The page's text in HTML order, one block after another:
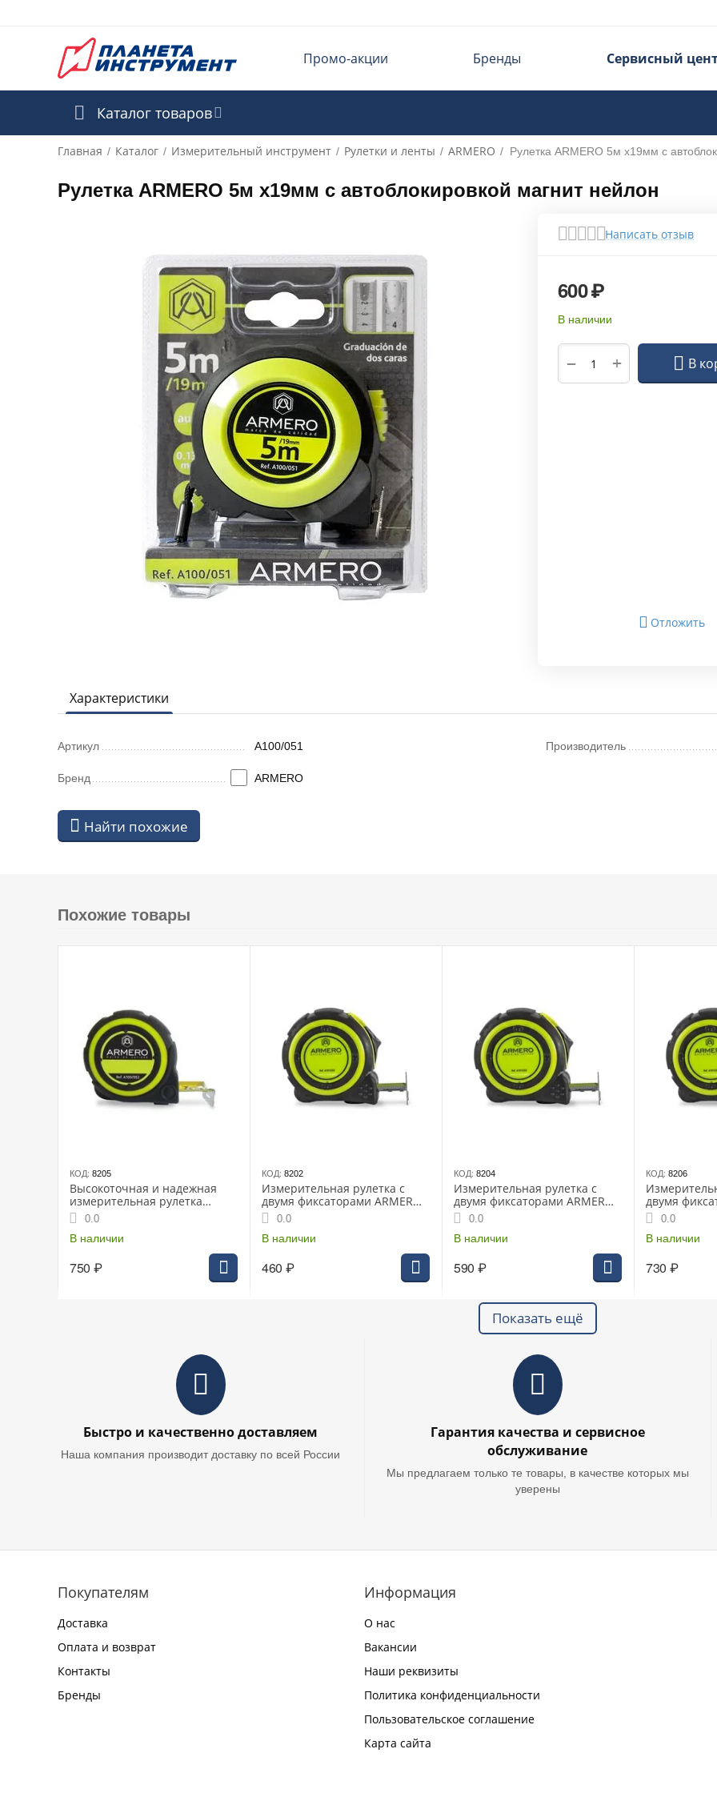
Промо-акции Бренды Сервисный
Каталог товаров
Главная / Каталог / Измерительный инструмент / Рулетки и ленты / ARMERO / Рулетка ARMERO 5м х19мм с
Рулетка ARMERO 5м х19мм с автоблокировкой магнит нейлон
Написать отзыв
600₽
В наличии
+
− В
Отложить
Характеристики
Артикул A100/051
Бренд ARMERO
Производитель
Найти похожие
Похожие товары
КОД: 8205
Высокоточная и надежная
измерительная рулетка
ARMERO 5м х25мм (A100/052)
0.0
В наличии
750 ₽
КОД: 8202
Измерительная рулетка с
двумя фиксаторами ARMERO
3м х16мм (A101/231)
0.0
В наличии
460 ₽
КОД: 8204
Измерительная рулетка с
двумя фиксаторами ARMERO
5м х19мм (A101/251)
0.0
В наличии
590 ₽
КОД: 8206
двумя
5м х25мм
0.0
В наличии
730 ₽
Показать ещё
Быстро и качественно доставляем
Наша компания производит доставку по всей России
Гарантия качества и сервисное
обслуживание
Мы предлагаем только те товары, в качестве которых мы
уверены
Покупателям
Доставка
Оплата и возврат
Контакты
Бренды
Информация
О нас
Вакансии
Наши реквизиты
Политика конфиденциальности
Пользовательское соглашение
Карта сайта